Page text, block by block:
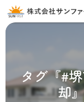
タグ『#
却